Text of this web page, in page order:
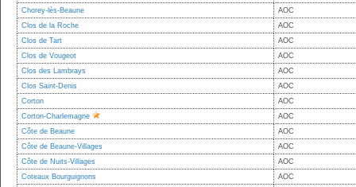
Chorey-lès-Beaune
AOC
Clos de la Roche
AOC
Clos de Tart
AOC
Clos de Vougeot
AOC
Clos des Lambrays
AOC
Clos Saint-Denis
AOC
Corton
AOC
Corton-Charlemagne
AOC
Côte de Beaune
AOC
Côte de Beaune-Villages
AOC
Côte de Nuits-Villages
AOC
Coteaux Bourguignons
AOC